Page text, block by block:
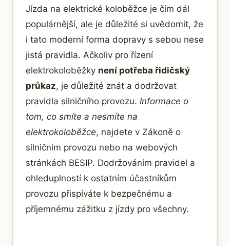
Jízda na elektrické koloběžce je čím dál
populárnější, ale je důležité si uvědomit, že
i tato moderní forma dopravy s sebou nese
jistá pravidla. Ačkoliv pro řízení
elektrokoloběžky není potřeba řidičský
průkaz, je důležité znát a dodržovat
pravidla silničního provozu. Informace o
tom, co smíte a nesmíte na
elektrokoloběžce, najdete v Zákoně o
silničním provozu nebo na webových
stránkách BESIP. Dodržováním pravidel a
ohleduplností k ostatním účastníkům
provozu přispíváte k bezpečnému a
příjemnému zážitku z jízdy pro všechny.